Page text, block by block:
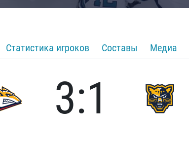
Статистика игроков Составы Медиа
3:1